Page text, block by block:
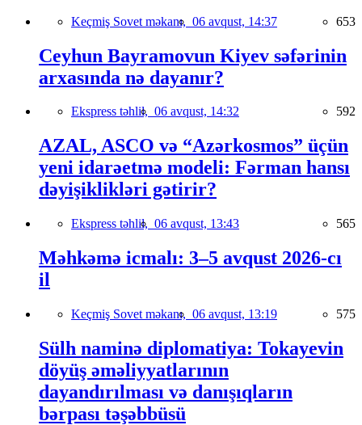
Keçmiş Sovet məkanı, 06 avqust, 14:37 653
Ceyhun Bayramovun Kiyev səfərinin
arxasında nə dayanır?
Ekspress təhlil, 06 avqust, 14:32 592
AZAL, ASCO və “Azərkosmos” üçün
yeni idarəetmə modeli: Fərman hansı
dəyişiklikləri gətirir?
Ekspress təhlil, 06 avqust, 13:43 565
Məhkəmə icmalı: 3–5 avqust 2026-cı
il
Keçmiş Sovet məkanı, 06 avqust, 13:19 575
Sülh naminə diplomatiya: Tokayevin
döyüş əməliyyatlarının
dayandırılması və danışıqların
bərpası təşəbbüsü